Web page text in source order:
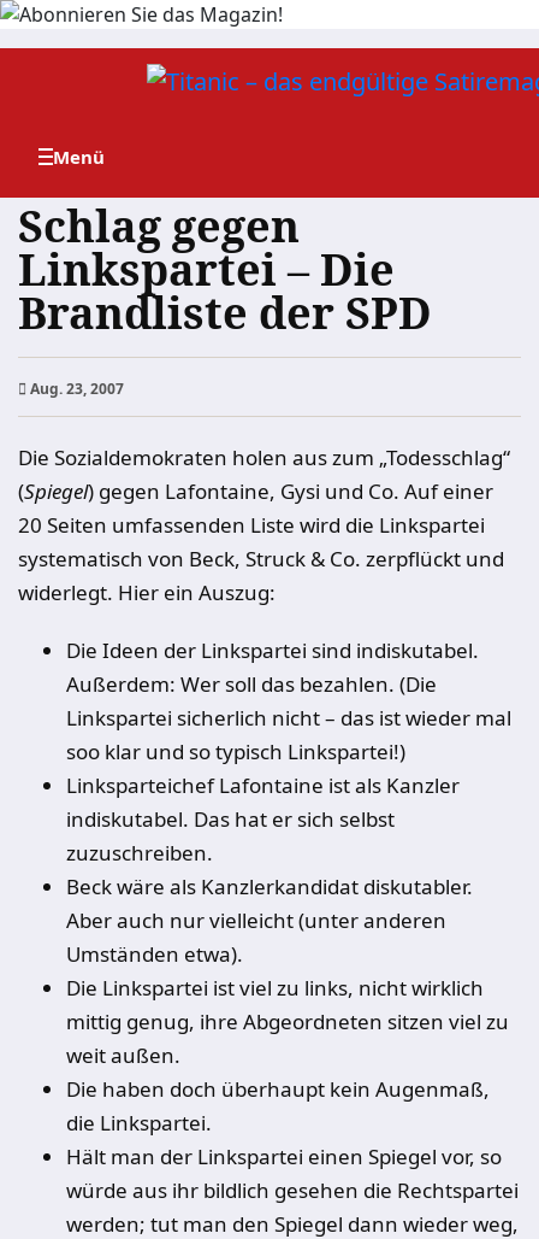
Zum
Schlag gegen
Linkspartei – Die
Brandliste der SPD
Aug. 23, 2007
Die Sozialdemokraten holen aus zum „Todesschlag“
(Spiegel) gegen Lafontaine, Gysi und Co. Auf einer
20 Seiten umfassenden Liste wird die Linkspartei
systematisch von Beck, Struck & Co. zerpflückt und
widerlegt. Hier ein Auszug:
Die Ideen der Linkspartei sind indiskutabel.
Außerdem: Wer soll das bezahlen. (Die
Linkspartei sicherlich nicht – das ist wieder mal
soo klar und so typisch Linkspartei!)
Linksparteichef Lafontaine ist als Kanzler
indiskutabel. Das hat er sich selbst
zuzuschreiben.
Beck wäre als Kanzlerkandidat diskutabler.
Aber auch nur vielleicht (unter anderen
Umständen etwa).
Die Linkspartei ist viel zu links, nicht wirklich
mittig genug, ihre Abgeordneten sitzen viel zu
weit außen.
Die haben doch überhaupt kein Augenmaß,
die Linkspartei.
Hält man der Linkspartei einen Spiegel vor, so
würde aus ihr bildlich gesehen die Rechtspartei
werden; tut man den Spiegel dann wieder weg,